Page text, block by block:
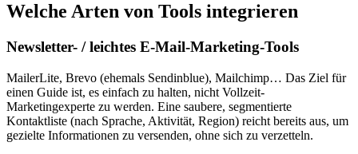
Welche Arten von Tools integrieren
Newsletter- / leichtes E-Mail-Marketing-Tools
MailerLite, Brevo (ehemals Sendinblue), Mailchimp… Das Ziel für
einen Guide ist, es einfach zu halten, nicht Vollzeit-
Marketingexperte zu werden. Eine saubere, segmentierte
Kontaktliste (nach Sprache, Aktivität, Region) reicht bereits aus, um
gezielte Informationen zu versenden, ohne sich zu verzetteln.